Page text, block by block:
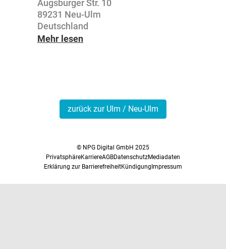
Augs­burger Str. 10
89231 Neu-Ulm
Deutsch­land
Mehr lesen
zurück zur Ulm / Neu-Ulm
© NPG Digital GmbH 2025
PrivatsphäreKarriereAGBDatenschutzMediadaten
Erklärung zur BarrierefreiheitKündigung Impressum